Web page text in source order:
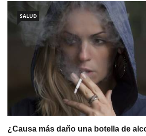
SALUD
¿Causa más daño una botella de